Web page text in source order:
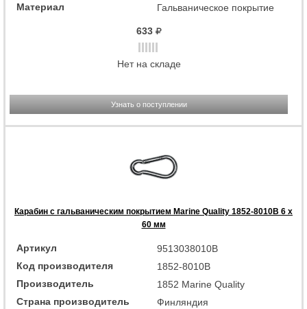
Материал
Гальваническое покрытие
633
Нет на складе
Узнать о поступлении
Карабин с гальваническим покрытием Marine Quality 1852-8010B 6 x
60 мм
Артикул
9513038010B
Код производителя
1852-8010B
Производитель
1852 Marine Quality
Страна производитель
Финляндия